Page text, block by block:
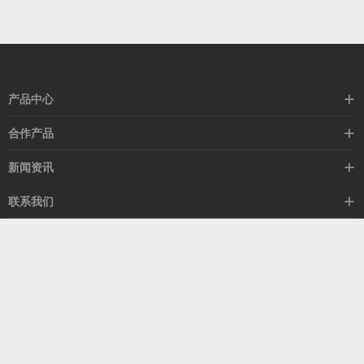
产品中心
高速线缆
以太网交换机
合作产品
希捷硬盘
新闻资讯
行业动态
技术视角
联系我们